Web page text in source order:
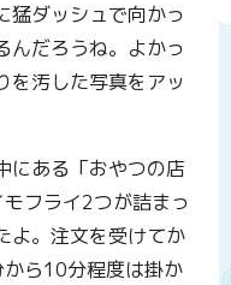
猛ダッシュで向かっ
んだろうね。よかっ
を汚した写真をアッ
にある「おやつの店
フライ2つが詰まっ
よ。注文を受けてか
ら10分程度は掛か